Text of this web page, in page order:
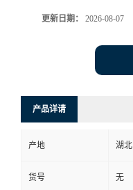
更新日期： 2026-08-07
产品详请
产地 湖北
货号 无